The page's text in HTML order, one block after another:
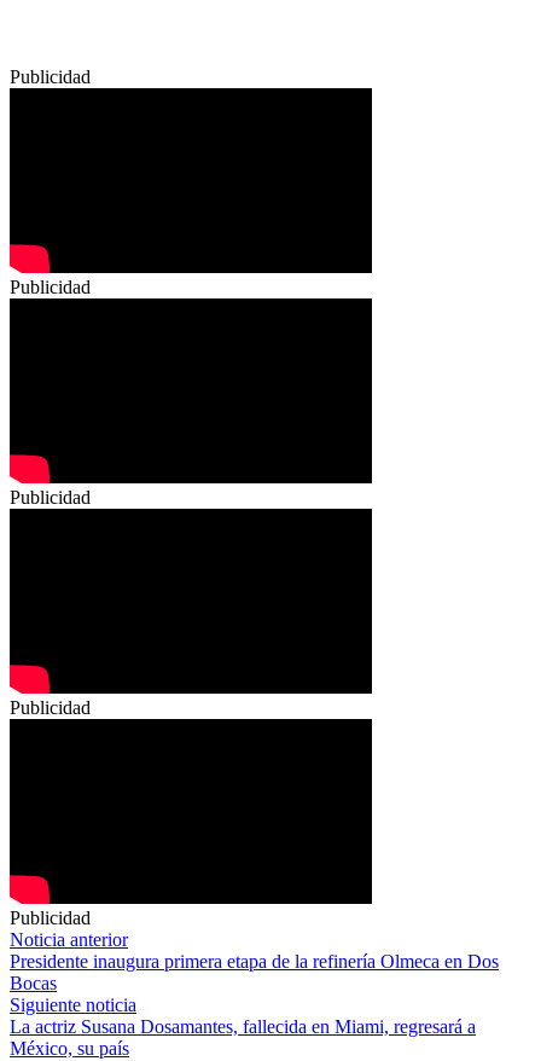
Publicidad
Publicidad
Publicidad
Publicidad
Publicidad
Navegación
de
entradas
Noticia anterior
Presidente inaugura primera etapa de la refinería Olmeca en Dos
Bocas
Siguiente noticia
La actriz Susana Dosamantes, fallecida en Miami, regresará a
México, su país